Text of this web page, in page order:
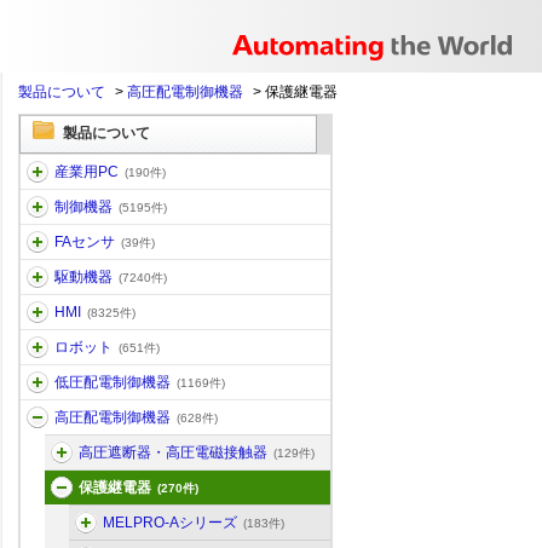
製品について > 高圧配電制御機器 > 保護継電器
製品について
産業用PC (190件)
制御機器 (5195件)
FAセンサ (39件)
駆動機器 (7240件)
HMI (8325件)
ロボット (651件)
低圧配電制御機器 (1169件)
高圧配電制御機器 (628件)
高圧遮断器・高圧電磁接触器 (129件)
保護継電器 (270件)
MELPRO-Aシリーズ (183件)